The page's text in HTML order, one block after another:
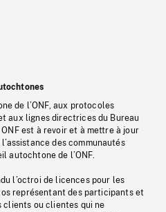
de l’ONF, aux protocoles
aux lignes directrices du Bureau
est à revoir et à mettre à jour
des communautés
autochtone de l’ONF.
l’octroi de licences pour les
représentant des participants et
clients ou clientes qui ne